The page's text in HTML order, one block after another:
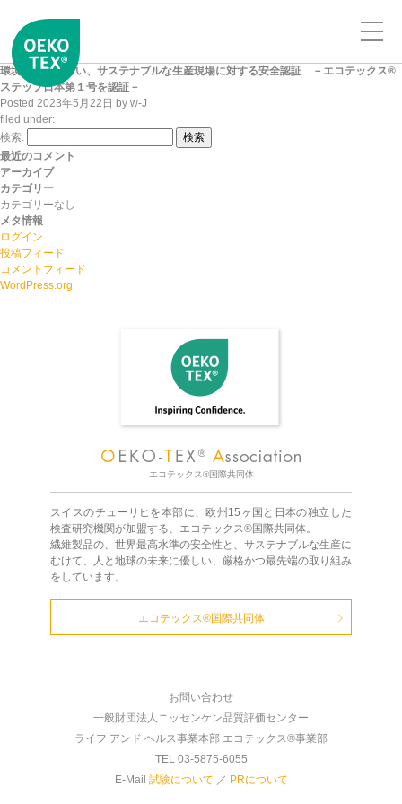
環境と人に優しい、サステナブルな生産現場に対する安全認証 －エコテックス®
ステップ日本第１号を認証－
Posted 2023年5月22日 by w-J
filed under:
検索:
検索
最近のコメント
アーカイブ
カテゴリー
カテゴリーなし
メタ情報
ログイン
投稿フィード
コメントフィード
WordPress.org
エコテックス®国際共同体
スイスのチューリヒを本部に、欧州15ヶ国と日本の独立した
検査研究機関が加盟する、エコテックス®国際共同体。
繊維製品の、世界最高水準の安全性と、サステナブルな生産に
むけて、人と地球の未来に優しい、厳格かつ最先端の取り組み
をしています。
エコテックス®国際共同体
お問い合わせ
一般財団法人ニッセンケン品質評価センター
ライフ アンド ヘルス事業本部 エコテックス®事業部
TEL 03-5875-6055
E-Mail 試験について ／ PRについて